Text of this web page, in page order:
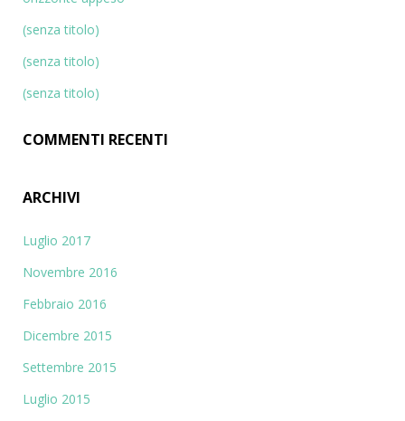
p
r
:
(senza titolo)
(senza titolo)
(senza titolo)
COMMENTI RECENTI
ARCHIVI
Luglio 2017
Novembre 2016
Febbraio 2016
Dicembre 2015
Settembre 2015
Luglio 2015